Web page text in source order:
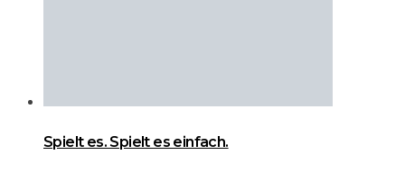
Spielt es. Spielt es einfach.